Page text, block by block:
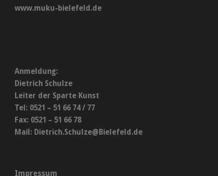
www.muku-bielefeld.de
Anmeldung:
Dietrich Schulze
Leiter der Sparte Kunst
Tel: 0521 – 51 66 74 / 77
Fax: 0521 – 51 66 78
Mail: Dietrich.Schulze@Bielefeld.de
Impressum